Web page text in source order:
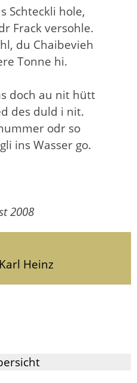
Schteckli hole,
Frack versohle.
du Chaibevieh
Tonne hi.
doch au nit hütt
des duld i nit.
odr so
ins Wasser go.
2008
Heinz